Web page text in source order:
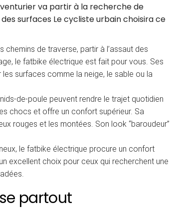
va partir à la recherche de
surfaces Le cycliste urbain choisira ce
chemins de traverse, partir à l’assaut des
le fatbike électrique est fait pour vous. Ses
surfaces comme la neige, le sable ou la
de-poule peuvent rendre le trajet quotidien
chocs et offre un confort supérieur. Sa
rouges et les montées. Son look “baroudeur”
le fatbike électrique procure un confort
excellent choix pour ceux qui recherchent une
partout